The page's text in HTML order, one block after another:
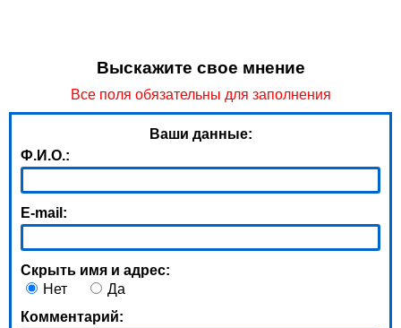
Выскажите свое мнение
Все поля обязательны для заполнения
Ваши данные:
Ф.И.О.:
E-mail:
Скрыть имя и адрес:
Нет
Да
Комментарий: